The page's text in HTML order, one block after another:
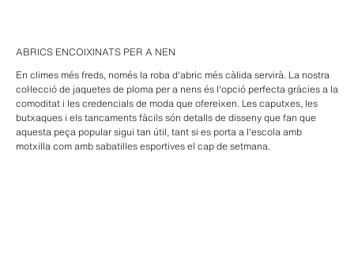
ABRICS ENCOIXINATS PER A NEN
En climes més freds, només la roba d'abric més càlida servirà. La nostra
col·lecció de jaquetes de ploma per a nens és l'opció perfecta gràcies a la
comoditat i les credencials de moda que ofereixen. Les caputxes, les
butxaques i els tancaments fàcils són detalls de disseny que fan que
aquesta peça popular sigui tan útil, tant si es porta a l'escola amb
motxilla com amb sabatilles esportives el cap de setmana.